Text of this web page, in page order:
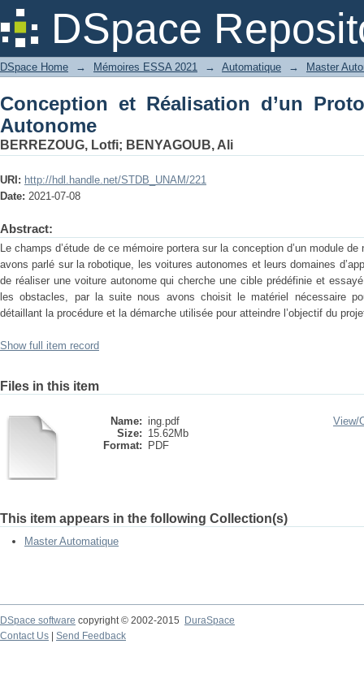
DSpace
Conception et Réalisation d’un
DSpace Home → Mémoires ESSA 2021 → Automatique → Master
Conception et Réalisation d’un
Autonome
BERREZOUG, Lotfi; BENYAGOUB, Ali
URI: http://hdl.handle.net/STDB_UNAM/221
Date: 2021-07-08
Abstract:
Le champs d’étude de ce mémoire portera sur la conception d’un module
avons parlé sur la robotique, les voitures autonomes et leurs domaines
de réaliser une voiture autonome qui cherche une cible prédéfinie et
les obstacles, par la suite nous avons choisit le matériel nécessaire
détaillant la procédure et la démarche utilisée pour atteindre l’objectif du
Show full item record
Files in this item
Name: ing.pdf
Size: 15.62Mb
Format:
PDF
View/
This item appears in the following Collection(s)
Master Automatique
DSpace software copyright © 2002-2015
DuraSpace
Contact Us
Send Feedback